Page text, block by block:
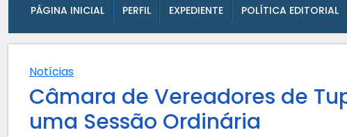
PÁGINA INICIAL PERFIL EXPEDIENTE POLÍTICA EDITORIAL
Notícias
Câmara de Vereadores de
uma Sessão Ordinária